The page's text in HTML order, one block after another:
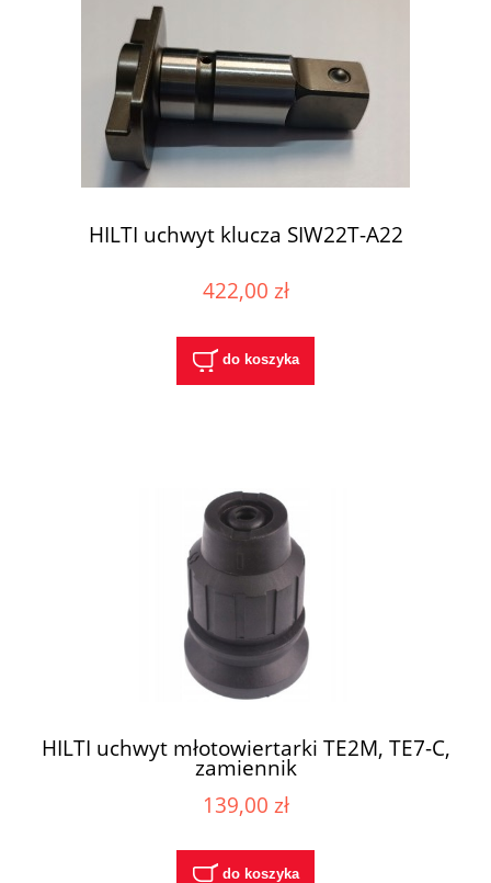
HILTI uchwyt klucza SIW22T-A22
422,00 zł
do koszyka
HILTI uchwyt młotowiertarki TE2M, TE7-C,
zamiennik
139,00 zł
do koszyka